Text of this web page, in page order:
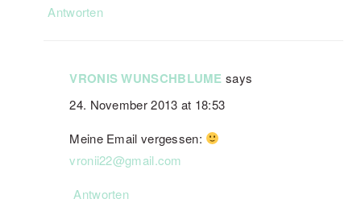
Antworten
VRONIS WUNSCHBLUME says
24. November 2013 at 18:53
Meine Email vergessen:
vronii22@gmail.com
Antworten